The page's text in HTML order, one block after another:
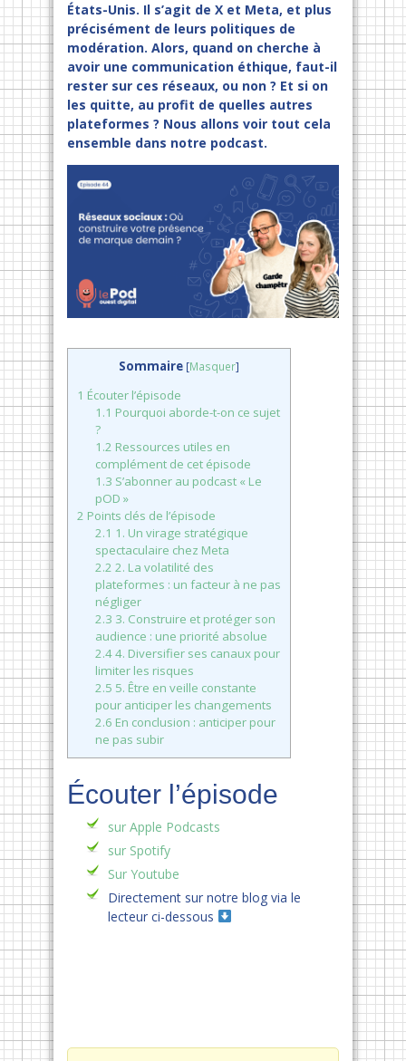
États-Unis. Il s’agit de X et Meta, et plus
précisément de leurs politiques de
modération. Alors, quand on cherche à
avoir une communication éthique, faut-il
rester sur ces réseaux, ou non ? Et si on
les quitte, au profit de quelles autres
plateformes ? Nous allons voir tout cela
ensemble dans notre podcast.
Sommaire [Masquer]
1 Écouter l’épisode
1.1 Pourquoi aborde-t-on ce sujet
?
1.2 Ressources utiles en
complément de cet épisode
1.3 S’abonner au podcast « Le
pOD »
2 Points clés de l’épisode
2.1 1. Un virage stratégique
spectaculaire chez Meta
2.2 2. La volatilité des
plateformes : un facteur à ne pas
négliger
2.3 3. Construire et protéger son
audience : une priorité absolue
2.44. Diversifier ses canaux pour
limiter les risques
2.5 5. Être en veille constante
pour anticiper les changements
2.6 En conclusion : anticiper pour
ne pas subir
Écouter l’épisode
sur Apple Podcasts
sur Spotify
Sur Youtube
Directement sur notre blog via le
lecteur ci-dessous